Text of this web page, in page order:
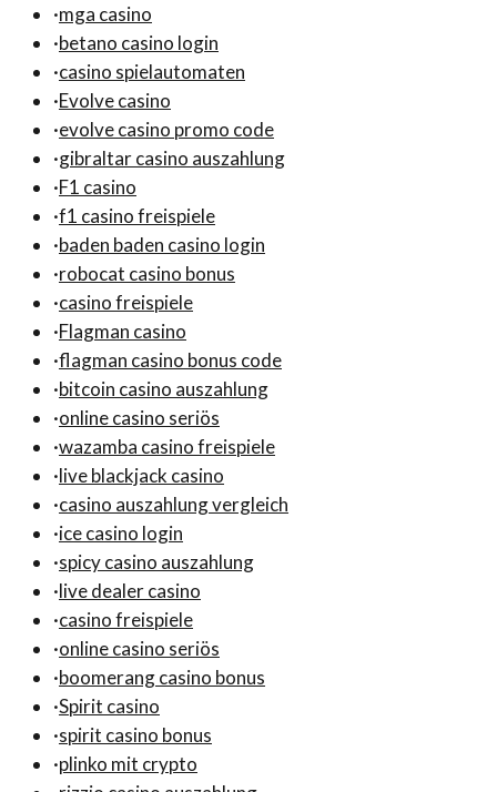
·mga casino
·betano casino login
·casino spielautomaten
·Evolve casino
·evolve casino promo code
·gibraltar casino auszahlung
·F1 casino
·f1 casino freispiele
·baden baden casino login
·robocat casino bonus
·casino freispiele
·Flagman casino
·flagman casino bonus code
·bitcoin casino auszahlung
·online casino seriös
·wazamba casino freispiele
·live blackjack casino
·casino auszahlung vergleich
·ice casino login
·spicy casino auszahlung
·live dealer casino
·casino freispiele
·online casino seriös
·boomerang casino bonus
·Spirit casino
·spirit casino bonus
·plinko mit crypto